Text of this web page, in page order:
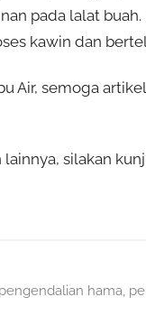
pada lalat buah.
kawin dan
Air, semoga
silakan
pengendalian hama,